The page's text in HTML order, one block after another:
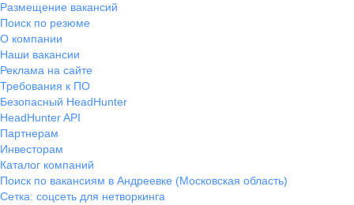
Размещение вакансий
Поиск по резюме
О компании
Наши вакансии
Реклама на сайте
Требования к ПО
Безопасный HeadHunter
HeadHunter API
Партнерам
Инвесторам
Каталог компаний
Поиск по вакансиям в Андреевке (Московская область)
Сетка: соцсеть для нетворкинга